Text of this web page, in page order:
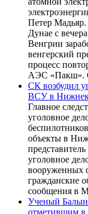
Петер
Дунае с
Венгрии
венгерский
процесс
АЭС «Пакш».
СК возбудил
ВСУ в
Главное
уголовное
объекты в
уголовное
вооруженных
гражданские
сообщения в
Ученый
отметившим в